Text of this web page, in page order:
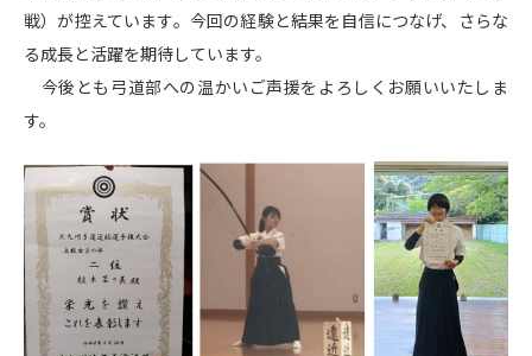
戦）が控えています。今回の経験と結果を自信につなげ、さらな
る成長と活躍を期待しています。
今後とも弓道部への温かいご声援をよろしくお願いいたしま
す。